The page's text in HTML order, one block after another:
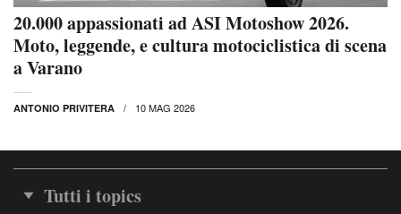
20.000 appassionati ad ASI Motoshow 2026.
Moto, leggende, e cultura motociclistica di scena
a Varano
ANTONIO PRIVITERA 10 MAG 2026
Tutti i topics